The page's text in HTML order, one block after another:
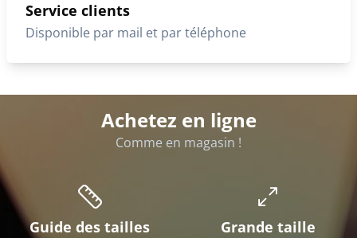
Service clients
Disponible par mail et par téléphone
Achetez en ligne
Comme en magasin !
Guide des tailles Grande taille